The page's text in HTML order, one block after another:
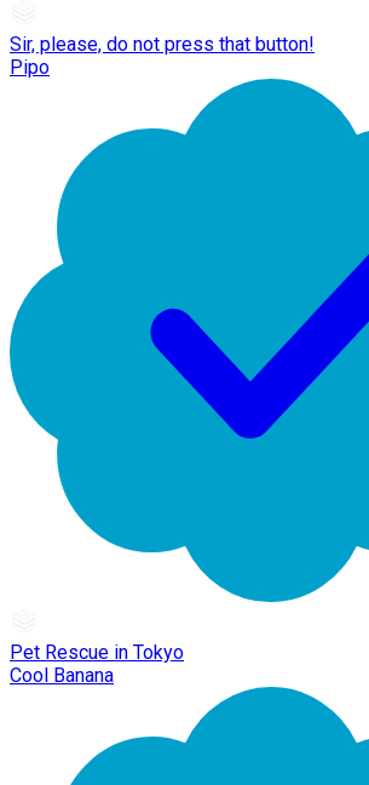
Sir, please, do not press that button!
Pipo
Pet Rescue in Tokyo
Cool Banana